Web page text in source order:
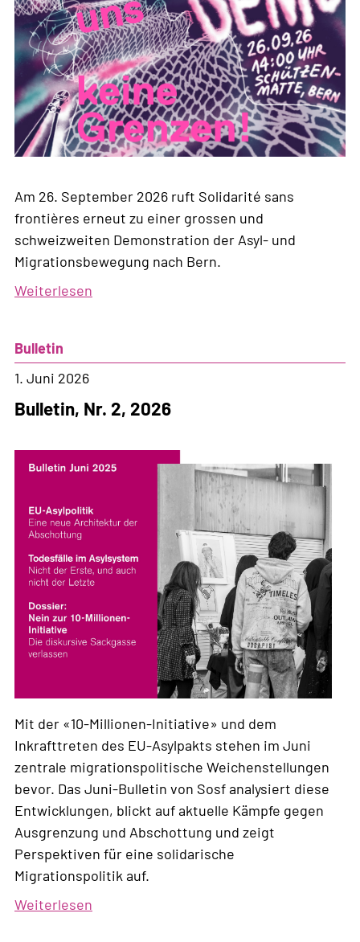
Am 26. September 2026 ruft Solidarité sans
frontières erneut zu einer grossen und
schweizweiten Demonstration der Asyl- und
Migrationsbewegung nach Bern.
Weiterlesen
Bulletin
1. Juni 2026
Bulletin, Nr. 2, 2026
Mit der «10-Millionen-Initiative» und dem
Inkrafttreten des EU-Asylpakts stehen im Juni
zentrale migrationspolitische Weichenstellungen
bevor. Das Juni-Bulletin von Sosf analysiert diese
Entwicklungen, blickt auf aktuelle Kämpfe gegen
Ausgrenzung und Abschottung und zeigt
Perspektiven für eine solidarische
Migrationspolitik auf.
Weiterlesen